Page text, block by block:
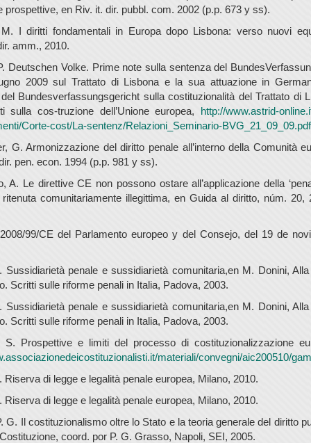
prospettive, en Riv. it. dir. pubbl. com. 2002 (p.p. 673 y ss).
I diritti fondamentali in Europa dopo Lisbona: verso nuovi
amm., 2010.
Deutschen Volke. Prime note sulla sentenza del
2009 sul Trattato di Lisbona e la sua attuazione in
Bundesverfassungsgericht sulla costituzionalità del Trattato di
sulla cos-truzione dell’Unione europea, http://www.astrid-
Corte-cost/La-sentenz/Relazioni_Seminario-BVG_21_09_09.pdf
G. Armonizzazione del diritto penale all’interno della Comunità
pen. econ. 1994 (p.p. 981 y ss).
A. Le direttive CE non possono ostare all’applicazione della
comunitariamente illegittima, en Guida al diritto, núm. 20,
99/CE del Parlamento europeo y del Consejo, del 19 de
Sussidiarietà penale e sussidiarietà comunitaria,en M. Donini,
Scritti sulle riforme penali in Italia, Padova, 2003.
Sussidiarietà penale e sussidiarietà comunitaria,en M. Donini,
Scritti sulle riforme penali in Italia, Padova, 2003.
S. Prospettive e limiti del processo di costituzionalizzazione
materiali/convegni/aic200510/
Riserva di legge e legalità penale europea, Milano, 2010.
Riserva di legge e legalità penale europea, Milano, 2010.
G. Il costituzionalismo oltre lo Stato e la teoria generale del diritto
coord. por P. G. Grasso, Napoli, SEI, 2005.